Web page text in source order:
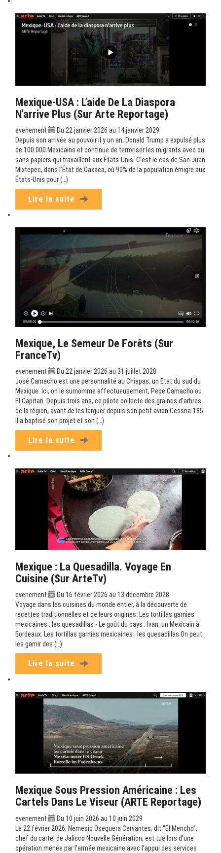
Mexique-USA : L’aide De La Diaspora
N’arrive Plus (sur Arte Reportage)
evenement
Du 22 janvier 2026 au 14 janvier 2029
Depuis son arrivée au pouvoir il y un an, Donald Trump a expulsé plus
de 100.000 Mexicains et continue de terroriser les migrants avec ou
sans papiers qui travaillent aux États-Unis. C’est le cas de San Juan
Mixtepec, dans l’État de Oaxaca, où 90% de la population émigre aux
États-Unis pour (…)
Lire la suite
Mexique, Le Semeur De Forêts (sur
FranceTv)
evenement
Du 22 janvier 2026 au 31 juillet 2028
José Camacho est une personnalité au Chiapas, un Etat du sud du
Mexique. Ici, on le surnomme affectueusement, Pepe Camacho ou
El Capitan. Depuis trois ans, ce pilote collecte des graines d’arbres
de la région, avant de les larguer depuis son petit avion Cessna-185.
Il a baptisé son projet et son (…)
Lire la suite
Mexique : La Quesadilla. Voyage En
Cuisine (sur ArteTv)
evenement
Du 16 février 2026 au 13 décembre 2028
Voyage dans les cuisines du monde entier, à la découverte de
recettes traditionnelles et de leurs origines. Les tortillas garnies
mexicaines : les quesadillas - Le goût du pays : Ivan, un Mexicain à
Bordeaux. Les tortillas garnies mexicaines : les quesadillas On peut
les garnir des (…)
Lire la suite
Mexique Sous Pression Américaine : Les
Cartels Dans Le Viseur (ARTE Reportage)
evenement
Du 10 juin 2026 au 10 juin 2029
Le 22 février 2026, Nemesio Oseguera Cervantes, dit “El Mencho”,
chef du cartel de Jalisco Nouvelle Génération, est tué lors d’une
opération menée par l’armée mexicaine avec l’appui des services